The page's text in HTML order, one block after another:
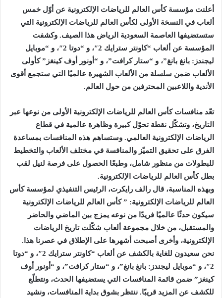
أعلنت مؤسسة كأس العالم للرياضات الإلكترونية عن أوّل خمس
ألعاب في النسخة الأولى لكأس العالم للرياضات الإلكترونية التي
ستستضيفها العاصمة السعودية الرياض هذا الصيف. وكشفت
المؤسسة عن ألعاب “كاونتر سترايك 2″، و “دوتا 2″، و “موبايل
ليجندز: بانغ بانغ”، و “ستار كرافت”، و “أونور أوف كينغز” كأولى
الألعاب ضمن سلسلة من الألعاب الشهيرة عالميًا التي ستجمع أقوى
الأندية واللاعبين المحترفين من حول العالم.
تعّد منافسات كأس العالم للرياضات الإلكترونية الأولى من نوعها عبر
التاريخ، وتشكّل نقطة تحوّل كبيرة وظاهرة عالمية في قطاع
الرياضات الإلكترونية العالمي. وستساهم هذه المنافسات بمساعدة
الفرق على تحقيق التميّز والمنافسة في مختلف الألعاب والتخطيط
للبطولات من منظور شامل، وطبعًا الحصول على فرصة لنيل لقب
بطل كأس العالم للرياضات الإلكترونية.
وبهذه المناسبة، قال رالف رايكرت، الرئيس التنفيذي لمؤسسة كأس
العالم للرياضات الإلكترونية: ” كأس العالم للرياضات الإلكترونية
سيكون حدثًا عالميًا فريدًا من نوعه يمزج بين الماضي والحاضر
والمستقبل، من خلال مجموعة ألعاب شكّلت تاريخ الرياضات
الإلكترونية، وأخرى أصبحت أشهرها على الإطلاق في عصرنا هذا.
نحن سعيدون للغاية بالكشف عن ألعاب “كاونتر سترايك 2″، و “دوتا
2″، و “موبايل ليجندز: بانغ بانغ”، و “ستار كرافت”، و “أونور أوف
كينغز” ضمن قائمة المنافسات التي يستضيفها الحدث، ونتطلّع
للكشف عن المزيد قريبًا. ننتظر بشوق بداية المنافسات، ونشيد